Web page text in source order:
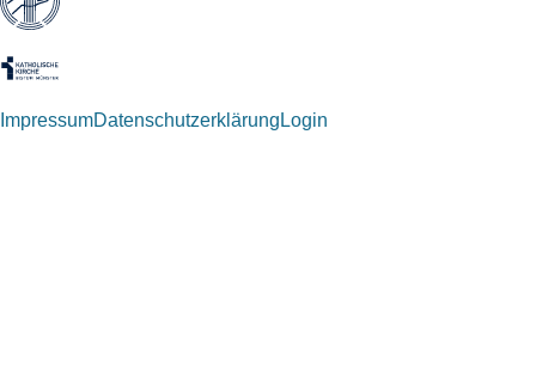
ImpressumDatenschutzerklärung Login